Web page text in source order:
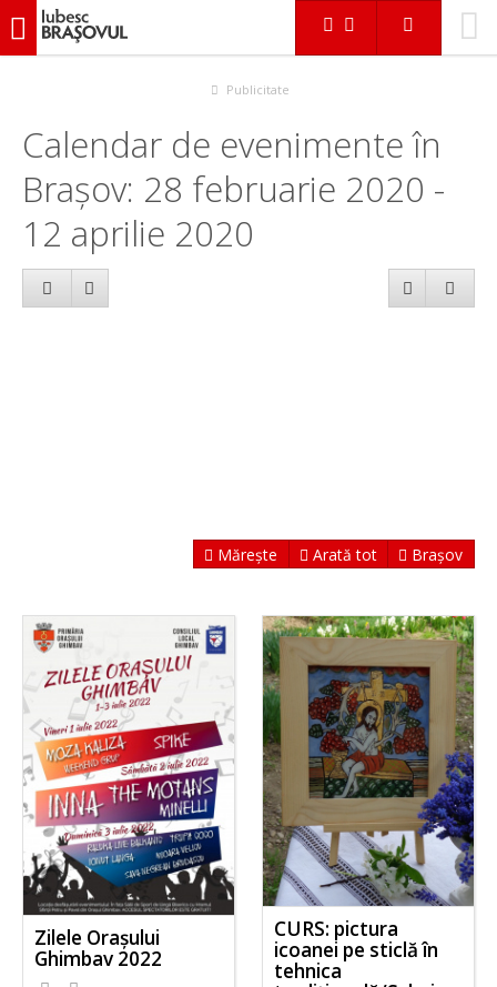
iubescbraşovul.ro
Publicitate
Calendar de evenimente în
Brașov: 28 februarie 2020 -
12 aprilie 2020
Mărește Arată tot Brașov
Zilele Orașului
Ghimbav 2022
CURS: pictura
icoanei pe sticlă în
tehnica